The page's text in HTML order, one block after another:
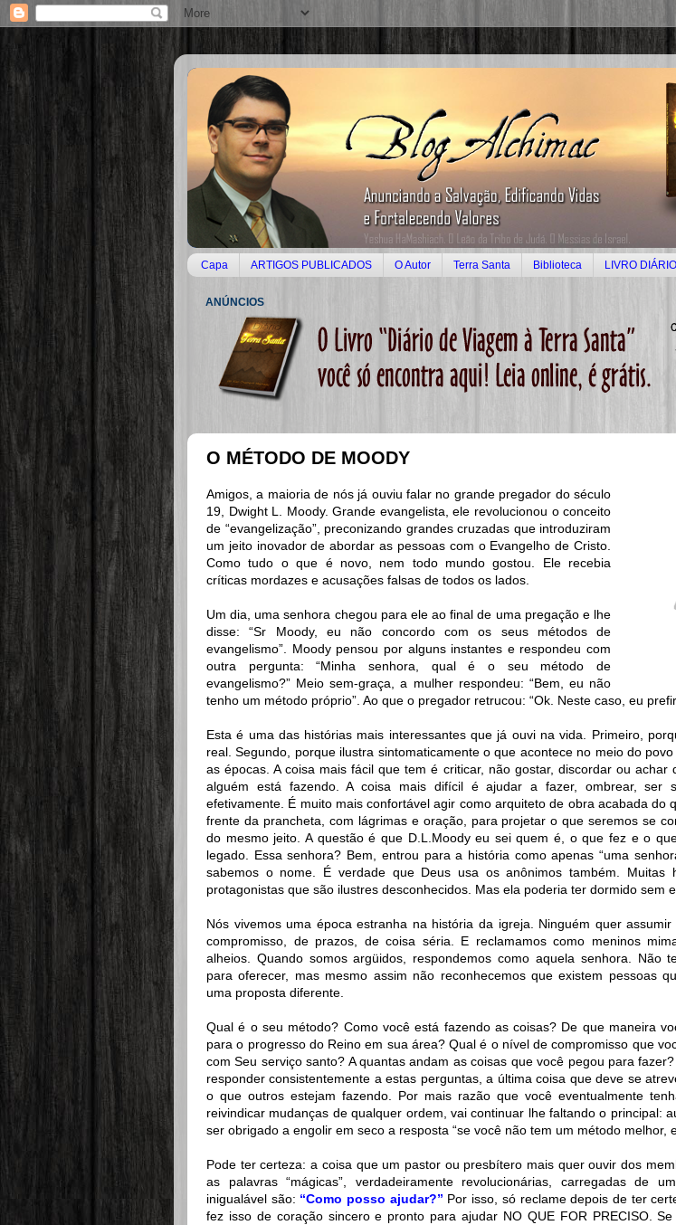
Capa ARTIGOS PUBLICADOS O Autor Terra Santa Biblioteca LIVRO
ANÚNCIOS
O MÉTODO DE MOODY
Amigos, a maioria de nós já ouviu falar no grande pregador do século
19, Dwight L. Moody. Grande evangelista, ele revolucionou o conceito
de “evangelização”, preconizando grandes cruzadas que introduziram
um jeito inovador de abordar as pessoas com o Evangelho de Cristo.
Como tudo o que é novo, nem todo mundo gostou. Ele recebia
críticas mordazes e acusações falsas de todos os lados.
Um dia, uma senhora chegou para ele ao final de uma pregação e lhe
disse: “Sr Moody, eu não concordo com os seus métodos de
evangelismo”. Moody pensou por alguns instantes e respondeu com
outra pergunta: “Minha senhora, qual é o seu método de
evangelismo?” Meio sem-graça, a mulher respondeu: “Bem, eu não
tenho um método próprio”. Ao que o pregador retrucou: “Ok. Neste caso, eu
Esta é uma das histórias mais interessantes que já ouvi na vida. Primeiro,
real. Segundo, porque ilustra sintomaticamente o que acontece no meio do
as épocas. A coisa mais fácil que tem é criticar, não gostar, discordar ou achar
alguém está fazendo. A coisa mais difícil é ajudar a fazer, ombrear, ser
efetivamente. É muito mais confortável agir como arquiteto de obra acabada do
frente da prancheta, com lágrimas e oração, para projetar o que seremos se
do mesmo jeito. A questão é que D.L.Moody eu sei quem é, o que fez e o
legado. Essa senhora? Bem, entrou para a história como apenas “uma
sabemos o nome. É verdade que Deus usa os anônimos também. Muitas
protagonistas que são ilustres desconhecidos. Mas ela poderia ter dormido sem
Nós vivemos uma época estranha na história da igreja. Ninguém quer
compromisso, de prazos, de coisa séria. E reclamamos como meninos
alheios. Quando somos argüidos, respondemos como aquela senhora. Não
para oferecer, mas mesmo assim não reconhecemos que existem pessoas
uma proposta diferente.
Qual é o seu método? Como você está fazendo as coisas? De que maneira
para o progresso do Reino em sua área? Qual é o nível de compromisso que
com Seu serviço santo? A quantas andam as coisas que você pegou para
responder consistentemente a estas perguntas, a última coisa que deve se
o que outros estejam fazendo. Por mais razão que você eventualmente
reivindicar mudanças de qualquer ordem, vai continuar lhe faltando o principal:
ser obrigado a engolir em seco a resposta “se você não tem um método melhor,
Pode ter certeza: a coisa que um pastor ou presbítero mais quer ouvir dos
as palavras “mágicas”, verdadeiramente revolucionárias, carregadas de
inigualável são: “Como posso ajudar?” Por isso, só reclame depois de ter
fez isso de coração sincero e pronto para ajudar NO QUE FOR PRECISO.